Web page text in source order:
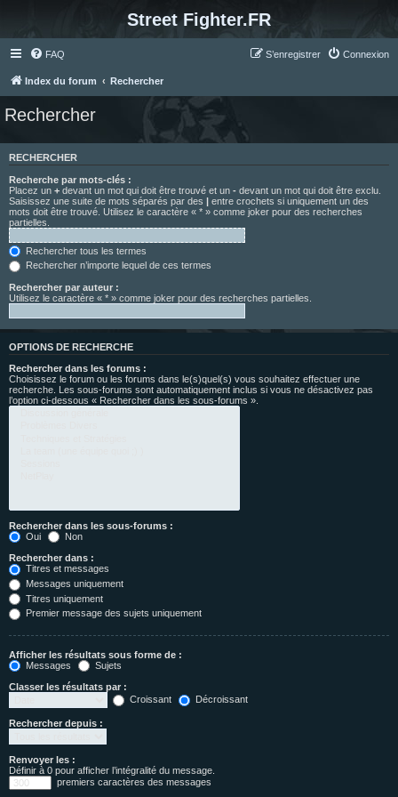
Street Fighter.FR
FAQ Connexion
S’enregistrer
Index du forum Rechercher
Rechercher
RECHERCHER
Recherche par mots-clés :
Placez un + devant un mot qui doit être trouvé et un - devant un mot qui doit être exclu.
Saisissez une suite de mots séparés par des | entre crochets si uniquement un des
mots doit être trouvé. Utilisez le caractère « * » comme joker pour des recherches
partielles.
Rechercher tous les termes
Rechercher n’importe lequel de ces termes
Rechercher par auteur :
Utilisez le caractère « * » comme joker pour des recherches partielles.
OPTIONS DE RECHERCHE
Rechercher dans les forums :
Choisissez le forum ou les forums dans le(s)quel(s) vous souhaitez effectuer une
recherche. Les sous-forums sont automatiquement inclus si vous ne désactivez pas
l’option ci-dessous « Rechercher dans les sous-forums ».
Rechercher dans les sous-forums :
Oui
Non
Rechercher dans :
Titres et messages
Messages uniquement
Titres uniquement
Premier message des sujets uniquement
Afficher les résultats sous forme de :
Messages
Sujets
Classer les résultats par :
Croissant
Décroissant
Rechercher depuis :
Renvoyer les :
Définir à 0 pour afficher l’intégralité du message.
premiers caractères des messages